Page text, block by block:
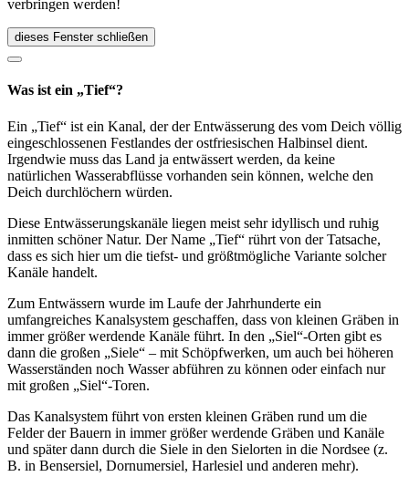
verbringen werden!
dieses Fenster schließen
Was ist ein „Tief“?
Ein „Tief“ ist ein Kanal, der der Entwässerung des vom Deich völlig
eingeschlossenen Festlandes der ostfriesischen Halbinsel dient.
Irgendwie muss das Land ja entwässert werden, da keine
natürlichen Wasserabflüsse vorhanden sein können, welche den
Deich durchlöchern würden.
Diese Entwässerungskanäle liegen meist sehr idyllisch und ruhig
inmitten schöner Natur. Der Name „Tief“ rührt von der Tatsache,
dass es sich hier um die tiefst- und größtmögliche Variante solcher
Kanäle handelt.
Zum Entwässern wurde im Laufe der Jahrhunderte ein
umfangreiches Kanalsystem geschaffen, dass von kleinen Gräben in
immer größer werdende Kanäle führt. In den „Siel“-Orten gibt es
dann die großen „Siele“ – mit Schöpfwerken, um auch bei höheren
Wasserständen noch Wasser abführen zu können oder einfach nur
mit großen „Siel“-Toren.
Das Kanalsystem führt von ersten kleinen Gräben rund um die
Felder der Bauern in immer größer werdende Gräben und Kanäle
und später dann durch die Siele in den Sielorten in die Nordsee (z.
B. in Bensersiel, Dornumersiel, Harlesiel und anderen mehr).